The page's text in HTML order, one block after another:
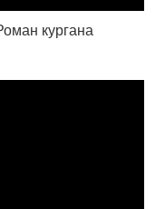
кургана